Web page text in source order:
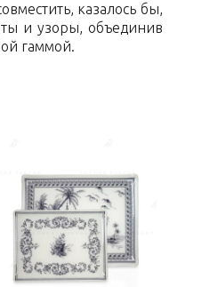
казалось бы,
и узоры, объединив
гаммой.